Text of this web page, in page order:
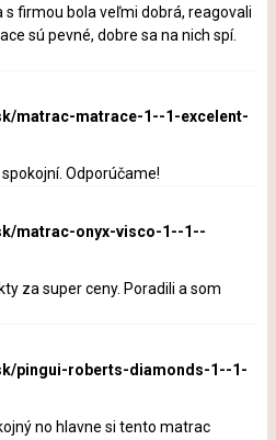
firmou bola veľmi dobrá, reagovali
sú pevné, dobre sa na nich spí.
matrac-matrace-1--1-excelent-
Odporúčame!
matrac-onyx-visco-1--1--
za super ceny. Poradili a som
pingui-roberts-diamonds-1--1-
no hlavne si tento matrac